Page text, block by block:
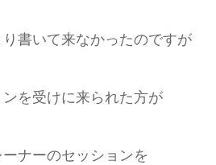
書いて来なかったのですが
を受けに来られた方が
ナーのセッションを